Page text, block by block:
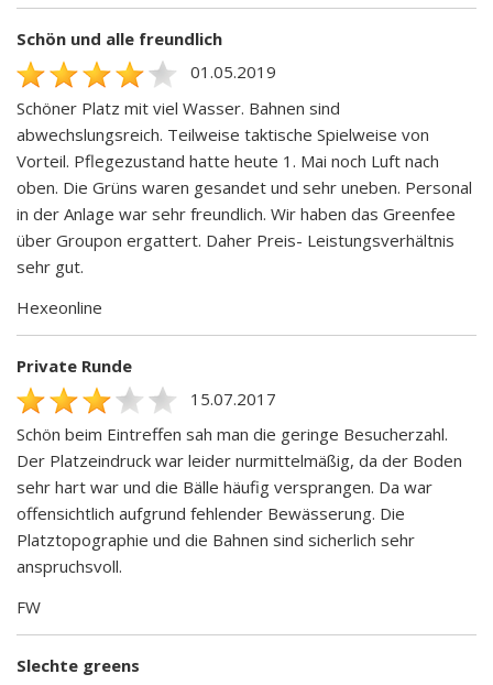
Schön und alle freundlich
01.05.2019
Schöner Platz mit viel Wasser. Bahnen sind
abwechslungsreich. Teilweise taktische Spielweise von
Vorteil. Pflegezustand hatte heute 1. Mai noch Luft nach
oben. Die Grüns waren gesandet und sehr uneben. Personal
in der Anlage war sehr freundlich. Wir haben das Greenfee
über Groupon ergattert. Daher Preis- Leistungsverhältnis
sehr gut.
Hexeonline
Private Runde
15.07.2017
Schön beim Eintreffen sah man die geringe Besucherzahl.
Der Platzeindruck war leider nurmittelmäßig, da der Boden
sehr hart war und die Bälle häufig versprangen. Da war
offensichtlich aufgrund fehlender Bewässerung. Die
Platztopographie und die Bahnen sind sicherlich sehr
anspruchsvoll.
FW
Slechte greens